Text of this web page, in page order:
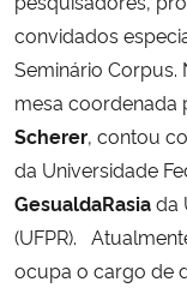
convidados
Seminário Corpus.
mesa coordenada
Scherer, contou
da Universidade
GesualdaRasiada
(UFPR).
ocupa o cargo de